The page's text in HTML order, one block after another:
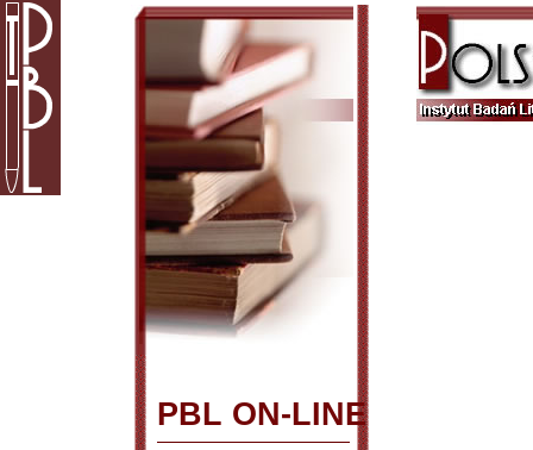
PBL ON-LINE